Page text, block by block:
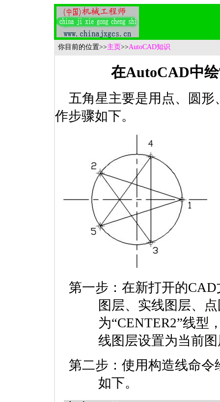
你目前的位置>>主页>>AutoCAD知识
在AutoCAD中绘
五角星主要是用点、圆
作步骤如下。
第一步：在新打开的CAD
图层、实线图层、
为“CENTER2”线型
线图层设置为当前
第二步：使用构造线命
如下。